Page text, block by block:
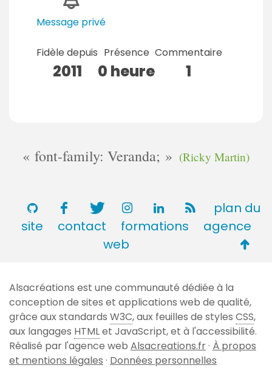
Message privé
Fidèle depuis
2011
Présence
0 heure
Commentaire
1
font-family: Veranda; (Ricky Martin)
plan du
site
contact formations
agence
web
de
page
Alsacréations est une communauté dédiée à la
conception de sites et applications web de qualité,
grâce aux standards W3C, aux feuilles de styles CSS,
aux langages HTMLet JavaScript, et à l'accessibilité.
Réalisé par l'agence web Alsacreations.fr· À propos
et mentions légales · Données personnelles